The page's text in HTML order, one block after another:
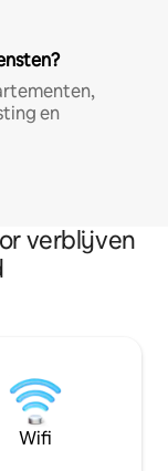
en
verblijven
Wifi